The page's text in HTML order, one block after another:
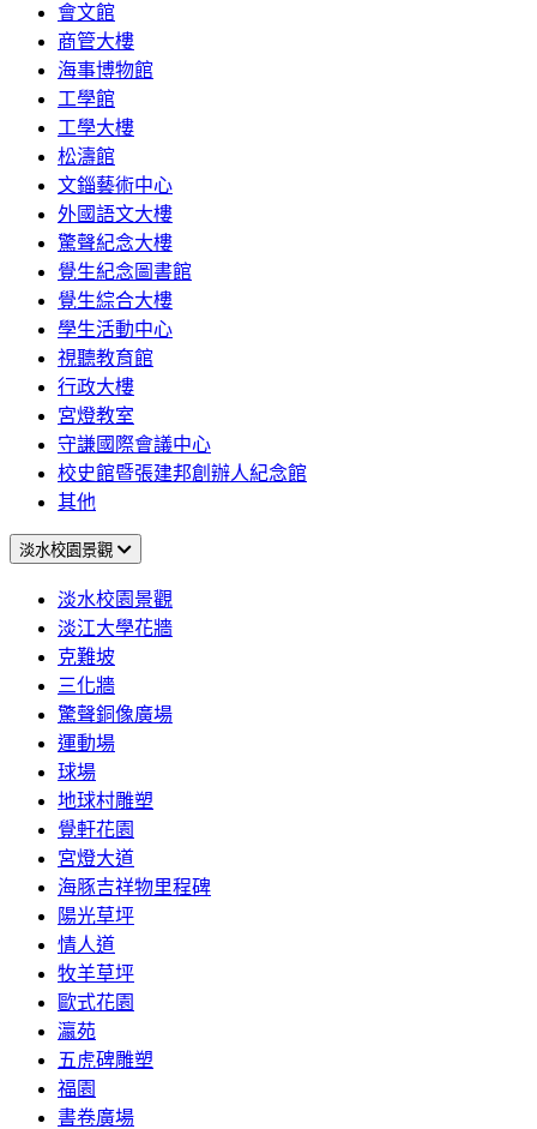
會文館
商管大樓
海事博物館
工學館
工學大樓
松濤館
文錙藝術中心
外國語文大樓
驚聲紀念大樓
覺生紀念圖書館
覺生綜合大樓
學生活動中心
視聽教育館
行政大樓
宮燈教室
守謙國際會議中心
校史館暨張建邦創辦人紀念館
其他
淡水校園景觀
淡水校園景觀
淡江大學花牆
克難坡
三化牆
驚聲銅像廣場
運動場
球場
地球村雕塑
覺軒花園
宮燈大道
海豚吉祥物里程碑
陽光草坪
情人道
牧羊草坪
歐式花園
瀛苑
五虎碑雕塑
福園
書卷廣場